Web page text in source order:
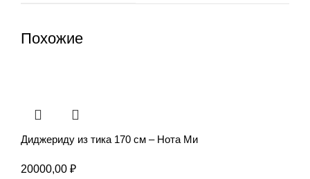
Похожие
Диджериду из тика 170 см – Нота Ми
20000,00 ₽